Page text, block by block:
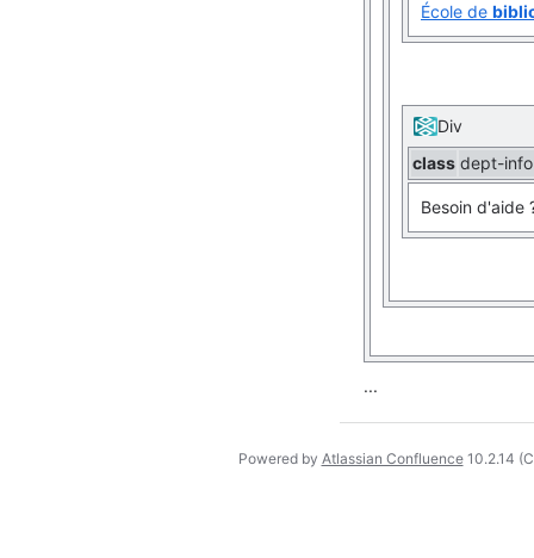
École de
Div
class dept-
Besoin d'aide
...
Powered by Atlassian Confluence 10.2.14